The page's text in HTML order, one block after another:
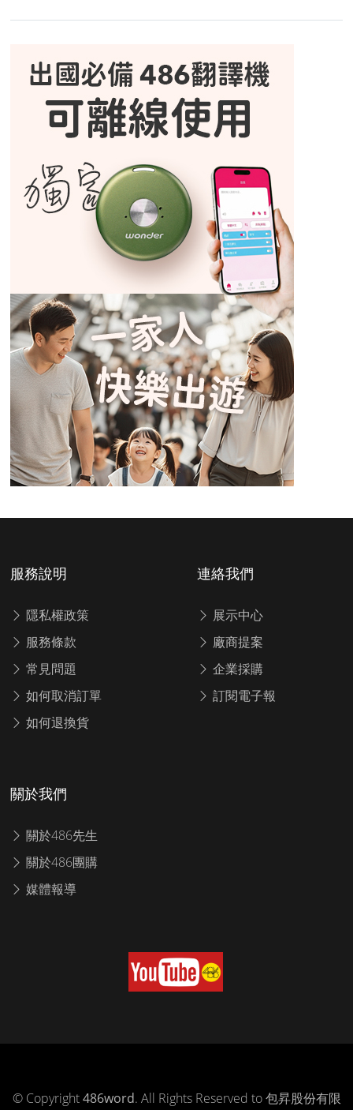
服務說明
隱私權政策
服務條款
常見問題
如何取消訂單
如何退換貨
連絡我們
展示中心
廠商提案
企業採購
訂閱電子報
關於我們
關於486先生
關於486團購
媒體報導
© Copyright486word. All Rights Reserved to 包昇股份有限